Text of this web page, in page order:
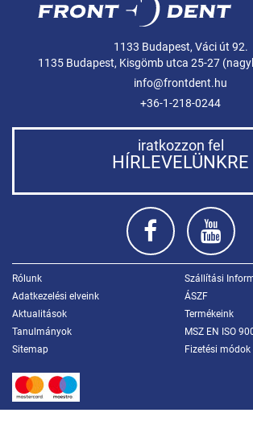
1133 Budapest, Váci út 92.
1135 Budapest, Kisgömb utca 25-27
info@frontdent.hu
+36-1-218-0244
iratkozzon fel
HÍRLEVELÜNKRE
Rólunk
Szállítási
Adatkezelési elveink
ÁSZF
Aktualitások
Termékeink
Tanulmányok
MSZ EN ISO
Sitemap
Fizetési módok